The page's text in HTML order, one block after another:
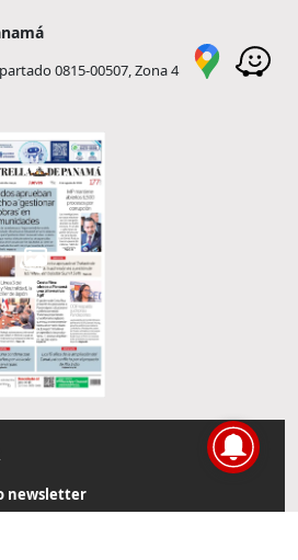
0815-00507, Zona 4
newsletter
de actualidad directamente en